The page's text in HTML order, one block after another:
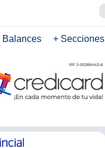
Balances + Secciones